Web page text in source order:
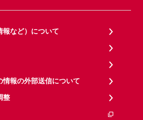
報など）について
報の外部送信について
整